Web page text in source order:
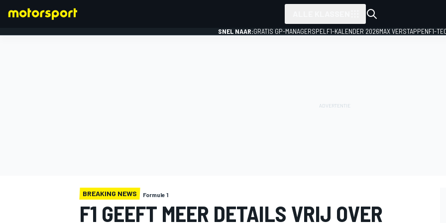
SNEL NAAR:GRATIS GP-MANAGERSPEL F1-KALENDER 2026MAX VERSTAPPENF1-
BREAKING NEWS Formule 1
F1 GEEFT MEER DETAILS VRIJ OVER